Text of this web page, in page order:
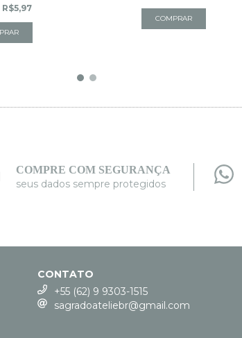
R$5,97
COMPRE COM SEGURANÇA
seus dados sempre protegidos
CONTATO
+55 (62) 9 9303-1515
sagradoateliebr@gmail.com